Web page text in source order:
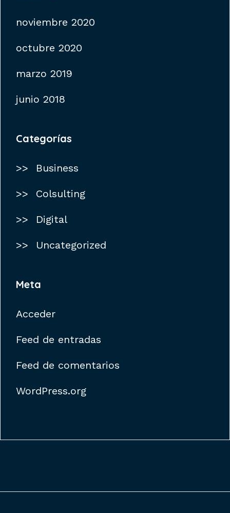
noviembre 2020
octubre 2020
marzo 2019
junio 2018
Categorías
Business
Colsulting
Digital
Uncategorized
Meta
Acceder
Feed de entradas
Feed de comentarios
WordPress.org